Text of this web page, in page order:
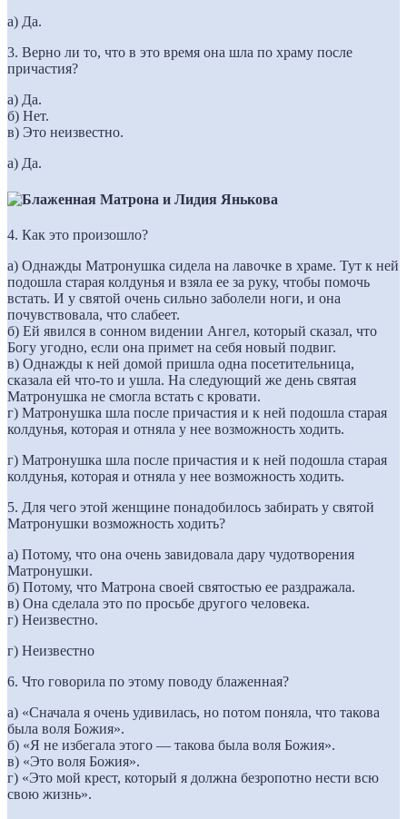
а) Да.
3. Верно ли то, что в это время она шла по храму после
причастия?
а) Да.
б) Нет.
в) Это неизвестно.
а) Да.
4. Как это произошло?
а) Однажды Матронушка сидела на лавочке в храме. Тут к ней
подошла старая колдунья и взяла ее за руку, чтобы помочь
встать. И у святой очень сильно заболели ноги, и она
почувствовала, что слабеет.
б) Ей явился в сонном видении Ангел, который сказал, что
Богу угодно, если она примет на себя новый подвиг.
в) Однажды к ней домой пришла одна посетительница,
сказала ей что-то и ушла. На следующий же день святая
Матронушка не смогла встать с кровати.
г) Матронушка шла после причастия и к ней подошла старая
колдунья, которая и отняла у нее возможность ходить.
г) Матронушка шла после причастия и к ней подошла старая
колдунья, которая и отняла у нее возможность ходить.
5. Для чего этой женщине понадобилось забирать у святой
Матронушки возможность ходить?
а) Потому, что она очень завидовала дару чудотворения
Матронушки.
б) Потому, что Матрона своей святостью ее раздражала.
в) Она сделала это по просьбе другого человека.
г) Неизвестно.
г) Неизвестно
6. Что говорила по этому поводу блаженная?
а) «Сначала я очень удивилась, но потом поняла, что такова
была воля Божия».
б) «Я не избегала этого — такова была воля Божия».
в) «Это воля Божия».
г) «Это мой крест, который я должна безропотно нести всю
свою жизнь».